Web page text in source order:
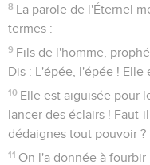
8 La parole de l'Éternel
termes :
9 Fils de l'homme,
Dis : L'épée, l'épée !
10 Elle est aiguisée pour
lancer des éclairs ! Faut-
dédaignes tout pouvoir ?
11 On l'a donnée à